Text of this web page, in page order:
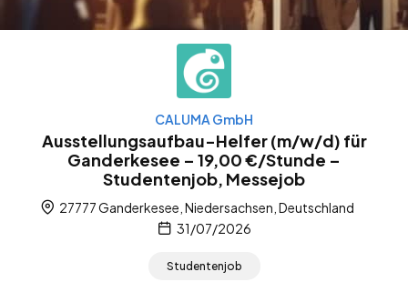
CALUMA GmbH
Ausstellungsaufbau-Helfer (m/w/d) für
Ganderkesee – 19,00 €/Stunde –
Studentenjob, Messejob
27777 Ganderkesee, Niedersachsen, Deutschland
31/07/2026
Studentenjob